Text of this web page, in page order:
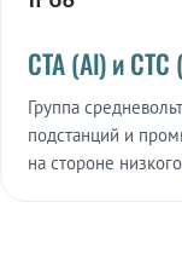
СТА (Al) и СТС
Группа
подстанций и
на стороне